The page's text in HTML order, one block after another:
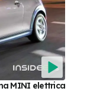
MINI elettrica